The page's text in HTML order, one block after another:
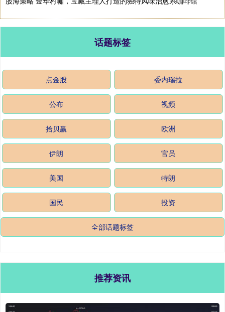
话题标签
点金股 委内瑞拉
公布 视频
拾贝赢 欧洲
伊朗 官员
美国 特朗
国民 投资
全部话题标签
推荐资讯